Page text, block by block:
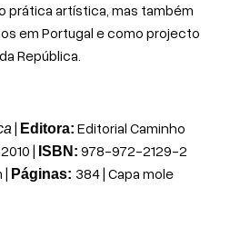
prática artística, mas também
em Portugal e como projecto
República.
| Editora: Editorial Caminho
2010 | ISBN: 978-972-2129-2
| Páginas: 384 | Capa mole